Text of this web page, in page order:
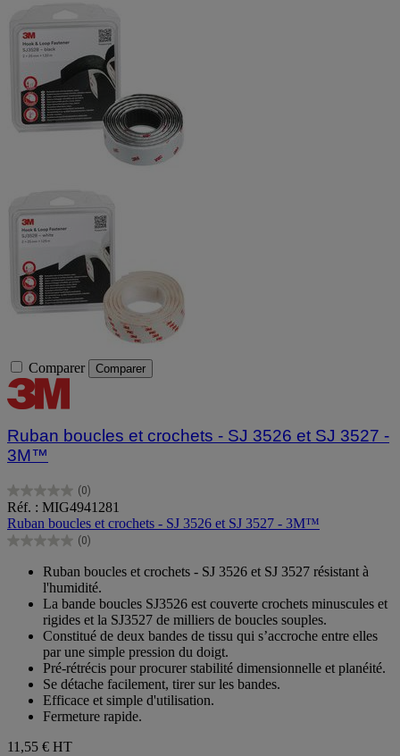
Comparer Comparer
Ruban boucles et crochets - SJ 3526 et SJ 3527 -
3M™
(0)
0.0
sur
5
étoiles.
Réf. : MIG4941281
Ruban boucles et crochets - SJ 3526 et SJ 3527 - 3M™
(0)
0.0
étoiles.
Ruban boucles et crochets - SJ 3526 et SJ 3527 résistant à
l'humidité.
La bande boucles SJ3526 est couverte crochets minuscules et
rigides et la SJ3527 de milliers de boucles souples.
Constitué de deux bandes de tissu qui s’accroche entre elles
par une simple pression du doigt.
Pré-rétrécis pour procurer stabilité dimensionnelle et planéité.
Se détache facilement, tirer sur les bandes.
Efficace et simple d'utilisation.
Fermeture rapide.
11,55 € HT